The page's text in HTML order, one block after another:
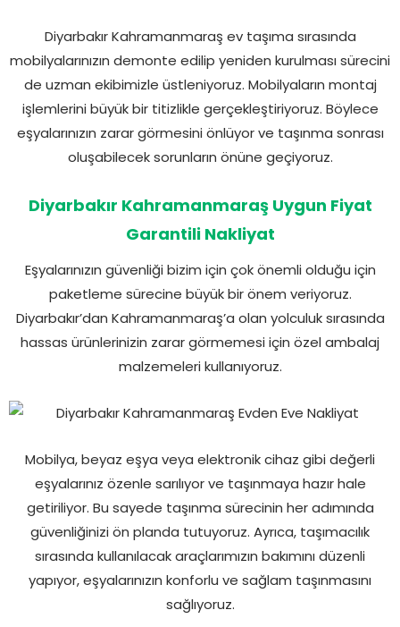
Diyarbakır Kahramanmaraş ev taşıma sırasında
mobilyalarınızın demonte edilip yeniden kurulması sürecini
de uzman ekibimizle üstleniyoruz. Mobilyaların montaj
işlemlerini büyük bir titizlikle gerçekleştiriyoruz. Böylece
eşyalarınızın zarar görmesini önlüyor ve taşınma sonrası
oluşabilecek sorunların önüne geçiyoruz.
Diyarbakır Kahramanmaraş Uygun Fiyat
Garantili Nakliyat
Eşyalarınızın güvenliği bizim için çok önemli olduğu için
paketleme sürecine büyük bir önem veriyoruz.
Diyarbakır’dan Kahramanmaraş’a olan yolculuk sırasında
hassas ürünlerinizin zarar görmemesi için özel ambalaj
malzemeleri kullanıyoruz.
Mobilya, beyaz eşya veya elektronik cihaz gibi değerli
eşyalarınız özenle sarılıyor ve taşınmaya hazır hale
getiriliyor. Bu sayede taşınma sürecinin her adımında
güvenliğinizi ön planda tutuyoruz. Ayrıca, taşımacılık
sırasında kullanılacak araçlarımızın bakımını düzenli
yapıyor, eşyalarınızın konforlu ve sağlam taşınmasını
sağlıyoruz.